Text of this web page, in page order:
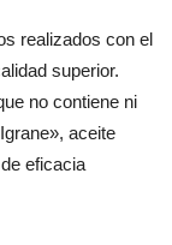
realizados con el
superior.
no contiene ni
aceite
eficacia